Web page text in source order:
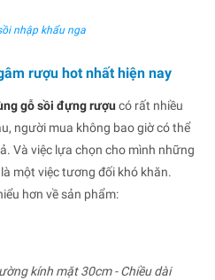
nhập khẩu nga
rượu hot nhất hiện nay
gỗ sồi đựng rượu có rất nhiều
người mua không bao giờ có thể
Và việc lựa chọn cho mình những
một việc tương đối khó khăn.
hơn về sản phẩm:
kính mặt 30cm - Chiều dài